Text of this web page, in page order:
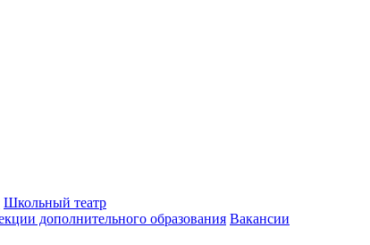
Школьный театр
дополнительного образования Вакансии